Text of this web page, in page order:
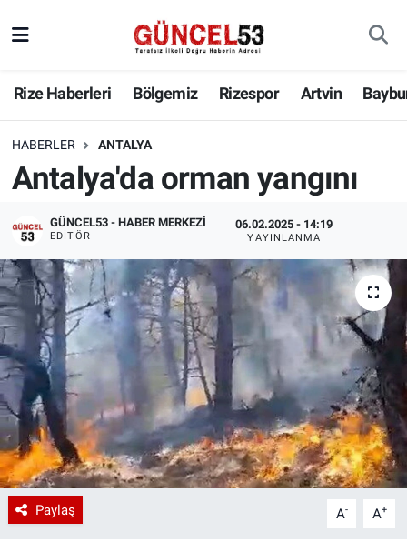
Rize Haberleri Bölgemiz Rizespor Artvin
HABERLER ANTALYA
Antalya'da orman yangını
GÜNCEL53 - HABER MERKEZI
EDITÖR
06.02.2025 - 14:19
YAYINLANMA
Paylaş A- A+